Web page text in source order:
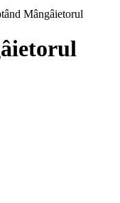
Mângâietorul